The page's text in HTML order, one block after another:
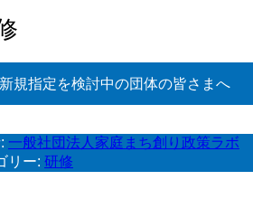
新規指定を検討中の団体の皆さまへ
一般社団法人家庭まち創り政策ラボ
リー: 研修